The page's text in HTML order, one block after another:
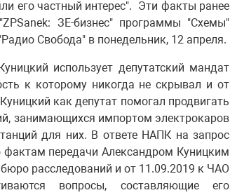
его частный интерес". Эти факты ранее
ЗЕ-бизнес" программы "Схемы"
Свобода" в понедельник, 12 апреля.
использует депутатский мандат
к которому никогда не скрывал и от
как депутат помогал продвигать
занимающихся импортом электрокаров
для них. В ответе НАПК на запрос
фактам передачи Александром Куницким
расследований и от 11.09.2019 к ЧАО
вопросы, составляющие его